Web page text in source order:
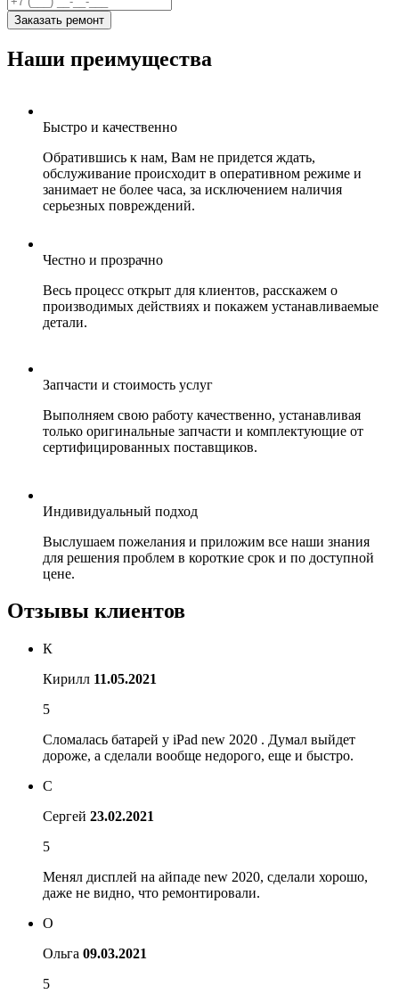
Заказать ремонт
Наши преимущества
Быстро и качественно
Обратившись к нам, Вам не придется ждать,
обслуживание происходит в оперативном режиме и
занимает не более часа, за исключением наличия
серьезных повреждений.
Честно и прозрачно
Весь процесс открыт для клиентов, расскажем о
производимых действиях и покажем устанавливаемые
детали.
Запчасти и стоимость услуг
Выполняем свою работу качественно, устанавливая
только оригинальные запчасти и комплектующие от
сертифицированных поставщиков.
Индивидуальный подход
Выслушаем пожелания и приложим все наши знания
для решения проблем в короткие срок и по доступной
цене.
Отзывы клиентов
К
Кирилл 11.05.2021
5
Сломалась батарей у iPad new 2020 . Думал выйдет
дороже, а сделали вообще недорого, еще и быстро.
С
Сергей 23.02.2021
5
Менял дисплей на айпаде new 2020, сделали хорошо,
даже не видно, что ремонтировали.
О
Ольга 09.03.2021
5